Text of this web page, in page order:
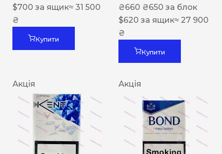
$700 за ящик≈ 31 500
₴
Купити
₴660 ₴650 за блок
$620 за ящик≈ 27 900
₴
Купити
Акція Акція